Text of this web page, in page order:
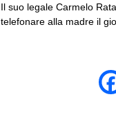
Il suo legale Carmelo
telefonare alla madre il